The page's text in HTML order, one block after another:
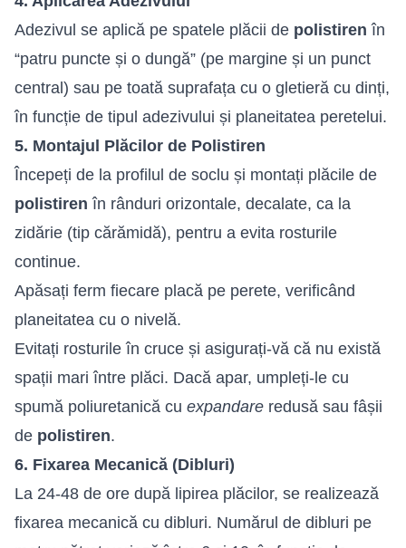
Adezivul se aplică pe spatele plăcii de polistiren în
“patru puncte și o dungă” (pe margine și un punct
central) sau pe toată suprafața cu o gletieră cu dinți,
în funcție de tipul adezivului și planeitatea peretelui.
5. Montajul Plăcilor de Polistiren
Începeți de la profilul de soclu și montați plăcile de
polistiren în rânduri orizontale, decalate, ca la
zidărie (tip cărămidă), pentru a evita rosturile
continue.
Apăsați ferm fiecare placă pe perete, verificând
planeitatea cu o nivelă.
Evitați rosturile în cruce și asigurați-vă că nu există
spații mari între plăci. Dacă apar, umpleți-le cu
spumă poliuretanică cu expandare redusă sau fâșii
de polistiren.
6. Fixarea Mecanică (Dibluri)
La 24-48 de ore după lipirea plăcilor, se realizează
fixarea mecanică cu dibluri. Numărul de dibluri pe